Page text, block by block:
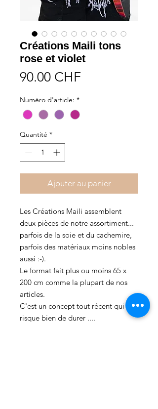
Créations Maili tons
rose et violet
90.00 CHF
Numéro d'article: *
Quantité *
Ajouter au panier
Les Créations Maili assemblent
deux pièces de notre assortiment...
parfois de la soie et du cachemire,
parfois des matériaux moins nobles
aussi :-).
Le format fait plus ou moins 65 x
200 cm comme la plupart de nos
articles.
C'est un concept tout récent qui
risque bien de durer ....